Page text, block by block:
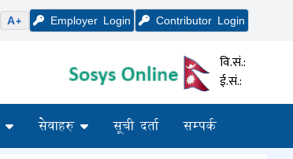
A+ Employer Login Contributor Login
वि.सं.:
ई.सं.:
सेवाहरु सूची दर्ता सम्पर्क